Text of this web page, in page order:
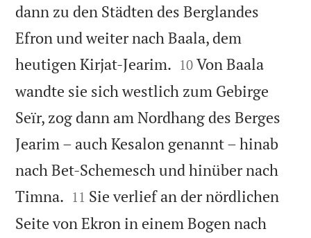
dann zu den Städten des Berglandes
Efron und weiter nach Baala, dem
heutigen Kirjat-Jearim. 

10 Von Baala
wandte sie sich westlich zum Gebirge
Seïr, zog dann am Nordhang des Berges
Jearim – auch Kesalon genannt – hinab
nach Bet-Schemesch und hinüber nach
Timna. 

11 Sie verlief an der nördlichen
Seite von Ekron in einem Bogen nach